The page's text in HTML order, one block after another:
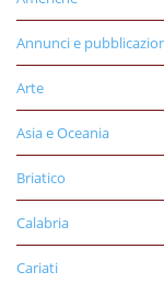
Annunci e
Arte
Asia e Oceania
Briatico
Calabria
Cariati